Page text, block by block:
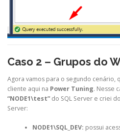
Caso 2 – Grupos do
Agora vamos para o segundo cenário,
cliente aqui na Power Tuning. Nesse
“NODE1\test”do SQL Server e criei
Server:
NODE1\SQL_DEV: possui